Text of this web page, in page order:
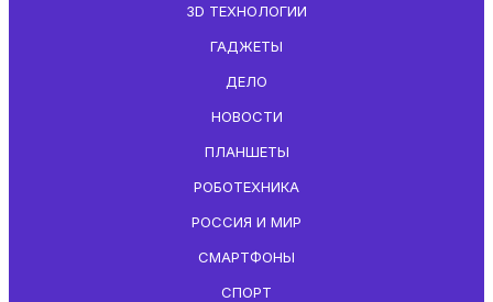
3D ТЕХНОЛОГИИ
ГАДЖЕТЫ
ДЕЛО
НОВОСТИ
ПЛАНШЕТЫ
РОБОТЕХНИКА
РОССИЯ И МИР
СМАРТФОНЫ
СПОРТ